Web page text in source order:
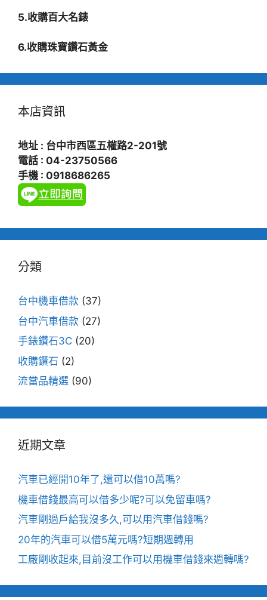
5.收購百大名錶
6.收購珠寶鑽石黃金
本店資訊
地址 : 台中市西區五權路2-201號
電話 : 04-23750566
手機 : 0918686265
分類
台中機車借款 (37)
台中汽車借款 (27)
手錶鑽石3C (20)
收購鑽石 (2)
流當品精選 (90)
近期文章
汽車已經開10年了,還可以借10萬嗎?
機車借錢最高可以借多少呢?可以免留車嗎?
汽車剛過戶給我沒多久,可以用汽車借錢嗎?
20年的汽車可以借5萬元嗎?短期週轉用
工廠剛收起來,目前沒工作可以用機車借錢來週轉嗎?